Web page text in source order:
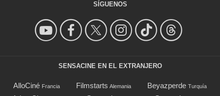
SÍGUENOS
SENSACINE EN EL EXTRANJERO
AlloCiné Francia Filmstarts Alemania Beyazperde Turquía